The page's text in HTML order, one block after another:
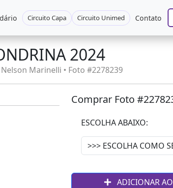
Circuito Capa Circuito Unimed Contato
2024
Nelson Marinelli • Foto #2278239
Comprar Foto
ESCOLHA ABAIXO:
ADICIONAR